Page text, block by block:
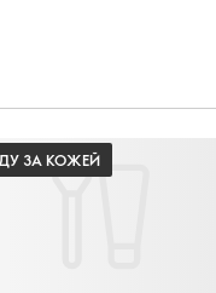
ЗА КОЖЕЙ